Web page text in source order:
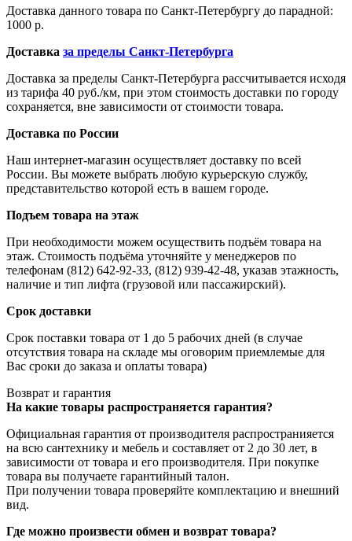
Доставка данного товара по Санкт-Петербургу до парадной:
1000 р.
Доставка за пределы Санкт-Петербурга
Доставка за пределы Санкт-Петербурга рассчитывается исходя
из тарифа 40 руб./км, при этом стоимость доставки по городу
сохраняется, вне зависимости от стоимости товара.
Доставка по России
Наш интернет-магазин осуществляет доставку по всей
России. Вы можете выбрать любую курьерскую службу,
представительство которой есть в вашем городе.
Подъем товара на этаж
При необходимости можем осуществить подъём товара на
этаж. Стоимость подъёма уточняйте у менеджеров по
телефонам (812) 642-92-33, (812) 939-42-48, указав этажность,
наличие и тип лифта (грузовой или пассажирский).
Срок доставки
Срок поставки товара от 1 до 5 рабочих дней (в случае
отсутствия товара на складе мы оговорим приемлемые для
Вас сроки до заказа и оплаты товара)
Возврат и гарантия
На какие товары распространяется гарантия?
Официальная гарантия от производителя распространияется
на всю сантехнику и мебель и составляет от 2 до 30 лет, в
зависимости от товара и его производителя. При покупке
товара вы получаете гарантийный талон.
При получении товара проверяйте комплектацию и внешний
вид.
Где можно произвести обмен и возврат товара?